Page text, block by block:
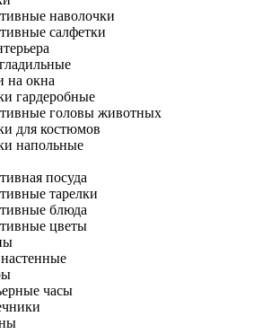
наволочки
салфетки
на окна
гардеробные
головы животных
для костюмов
напольные
посуда
тарелки
блюда
цветы
часы